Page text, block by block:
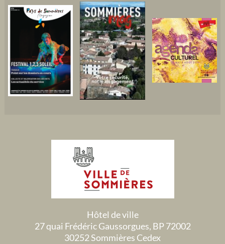
Hôtel de ville
27 quai Frédéric Gaussorgues, BP 72002
30252 Sommières Cedex